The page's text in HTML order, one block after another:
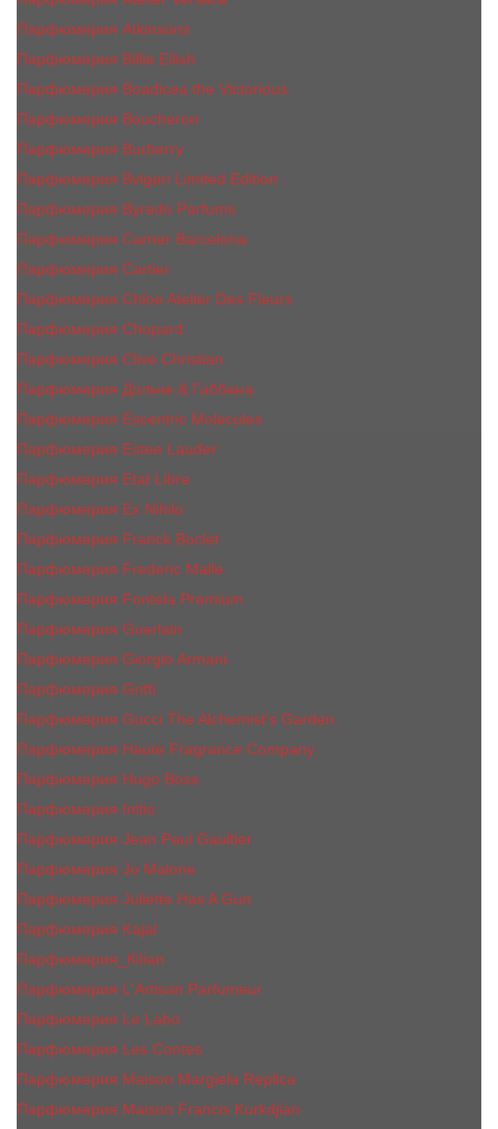
Парфюмерия Atkinsons
Парфюмерия Billie Eilish
Парфюмерия Boadicea the Victorious
Парфюмерия Boucheron
Парфюмерия Burberry
Парфюмерия Bvlgari Limited Edition
Парфюмерия Byredo Parfums
Парфюмерия Carner Barcelona
Парфюмерия Cartier
Парфюмерия Chloe Atelier Des Fleurs
Парфюмерия Сhopard
Парфюмерия Clive Christian
Парфюмерия Дольче & Габбана
Парфюмерия Escentric Molecules
Парфюмерия Estee Lаudеr
Парфюмерия Etat Libre
Парфюмерия Ex Nihilo
Парфюмерия Franck Boclet
Парфюмерия Frеderic Mаlle
Парфюмерия Fontela Premium
Парфюмерия Guerlain
Парфюмерия Giorgio Armani
Парфюмерия Gritti
Парфюмерия Gucci The Alchemist’s Garden.
Парфюмерия Haute Fragrance Company
Парфюмерия Hugo Boss
Парфюмерия Initio
Парфюмерия Jean Paul Gaultier
Парфюмерия Jо Malоnе
Парфюмерия Juliette Has A Gun
Парфюмерия Kajal
Парфюмерия_КiIiаn
Парфюмерия L'Artisan Parfumeur
Парфюмерия Le Labo
Парфюмерия Les Contes
Парфюмерия Maison Margiela Replica
Парфюмерия Maison Francis Kurkdjian